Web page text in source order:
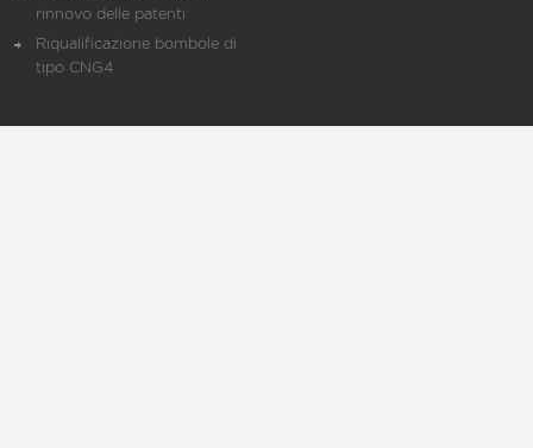
rinnovo delle patenti
Riqualificazione bombole di
tipo CNG4